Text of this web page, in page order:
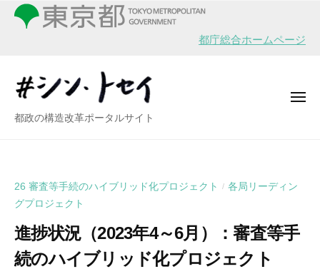
都庁総合ホームページ
シ
セ
都政の構造改革ポータルサイト
メ
26 審査等手続のハイブリッド化プロジェクト / 各局リーディン
グプロジェクト
進捗状況（2023年4～6月）：審査等手
続のハイブリッド化プロジェクト
ン
イ